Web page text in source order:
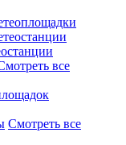
все
Смотреть все